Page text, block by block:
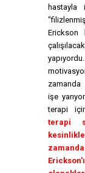
hastayla
Erickson
zamanda
işe
terapi
terapi